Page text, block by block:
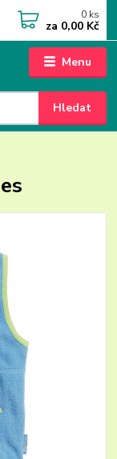
Menu
Hledat
0 ks
za 0,00 Kč